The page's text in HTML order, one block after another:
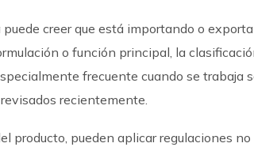
creer que está importando o
o función principal, la
frecuente cuando se trabaja
recientemente.
producto, pueden aplicar regulaciones